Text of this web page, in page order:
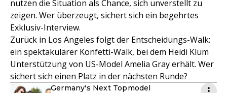
nutzen die Situation als Chance, sich unverstellt zu
zeigen. Wer überzeugt, sichert sich ein begehrtes
Exklusiv-Interview.
Zurück in Los Angeles folgt der Entscheidungs-Walk:
ein spektakulärer Konfetti-Walk, bei dem Heidi Klum
Unterstützung von US-Model Amelia Gray erhält. Wer
sichert sich einen Platz in der nächsten Runde?
Germany's Next Topmodel